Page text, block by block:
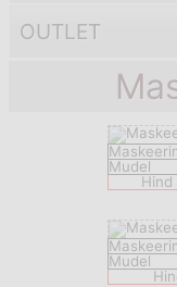
OUTLET
Mudel
Hind
Mudel